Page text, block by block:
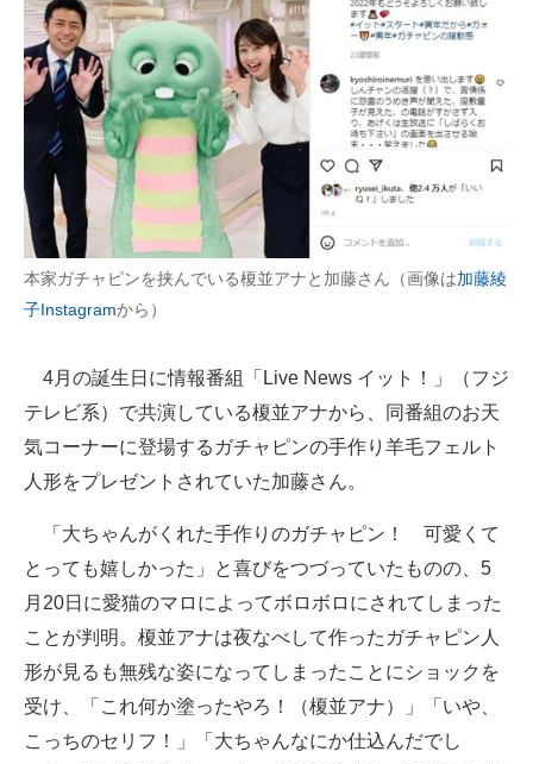
エレクトロニクス専門サイト
電子設計の基本と応用
エネルギーの専門メディア
建設×テクノロジーの最前線
ちょっと気になるネットの話題
本家ガチャピンを挟んでいる榎並アナと加藤さん（画像は加藤綾
子Instagramから）
4月の誕生日に情報番組「Live News イット！」（フジ
テレビ系）で共演している榎並アナから、同番組のお天
気コーナーに登場するガチャピンの手作り羊毛フェルト
人形をプレゼントされていた加藤さん。
「大ちゃんがくれた手作りのガチャピン！ 可愛くて
とっても嬉しかった」と喜びをつづっていたものの、5
月20日に愛猫のマロによってボロボロにされてしまった
ことが判明。榎並アナは夜なべして作ったガチャピン人
形が見るも無残な姿になってしまったことにショックを
受け、「これ何か塗ったやろ！（榎並アナ）」「いや、
こっちのセリフ！」「大ちゃんなにか仕込んだでし